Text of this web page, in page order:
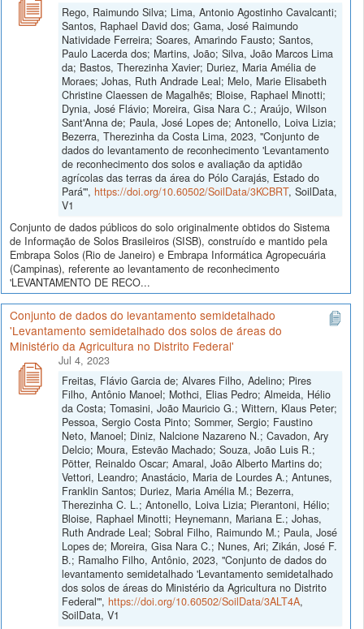
Rego, Raimundo Silva; Lima, Antonio Agostinho Cavalcanti;
Santos, Raphael David dos; Gama, José Raimundo
Natividade Ferreira; Soares, Amarindo Fausto; Santos,
Paulo Lacerda dos; Martins, João; Silva, João Marcos Lima
da; Bastos, Therezinha Xavier; Duriez, Maria Amélia de
Moraes; Johas, Ruth Andrade Leal; Melo, Marie Elisabeth
Christine Claessen de Magalhẽs; Bloise, Raphael Minotti;
Dynia, José Flávio; Moreira, Gisa Nara C.; Araújo, Wilson
Sant'Anna de; Paula, José Lopes de; Antonello, Loiva Lizia;
Bezerra, Therezinha da Costa Lima, 2023, "Conjunto de
dados do levantamento de reconhecimento 'Levantamento
de reconhecimento dos solos e avaliação da aptidão
agrícolas das terras da área do Pólo Carajás, Estado do
Pará'", https://doi.org/10.60502/SoilData/3KCBRT, SoilData,
V1
Conjunto de dados públicos do solo originalmente obtidos do Sistema
de Informação de Solos Brasileiros (SISB), construído e mantido pela
Embrapa Solos (Rio de Janeiro) e Embrapa Informática Agropecuária
(Campinas), referente ao levantamento de reconhecimento
'LEVANTAMENTO DE RECO...
Conjunto de dados do levantamento semidetalhado
'Levantamento semidetalhado dos solos de áreas do
Ministério da Agricultura no Distrito Federal'
Jul 4, 2023
Freitas, Flávio Garcia de; Alvares Filho, Adelino; Pires
Filho, Antônio Manoel; Mothci, Elias Pedro; Almeida, Hélio
da Costa; Tomasini, João Mauricio G.; Wittern, Klaus Peter;
Pessoa, Sergio Costa Pinto; Sommer, Sergio; Faustino
Neto, Manoel; Diniz, Nalcione Nazareno N.; Cavadon, Ary
Delcio; Moura, Estevão Machado; Souza, João Luis R.;
Pötter, Reinaldo Oscar; Amaral, João Alberto Martins do;
Vettori, Leandro; Anastácio, Maria de Lourdes A.; Antunes,
Franklin Santos; Duriez, Maria Amélia M.; Bezerra,
Therezinha C. L.; Antonello, Loiva Lizia; Pierantoni, Hélio;
Bloise, Raphael Minotti; Heynemann, Mariana E.; Johas,
Ruth Andrade Leal; Sobral Filho, Raimundo M.; Paula, José
Lopes de; Moreira, Gisa Nara C.; Nunes, Ari; Zikán, José F.
B.; Ramalho Filho, Antônio, 2023, "Conjunto de dados do
levantamento semidetalhado 'Levantamento semidetalhado
dos solos de áreas do Ministério da Agricultura no Distrito
Federal'", https://doi.org/10.60502/SoilData/3ALT4A,
SoilData, V1